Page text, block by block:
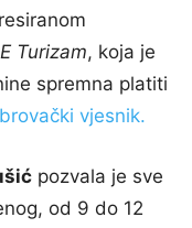
Turizam, koja je
spremna platiti
vjesnik.
pozvala je sve
od 9 do 12